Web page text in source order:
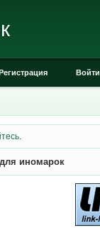
Войти
иномарок